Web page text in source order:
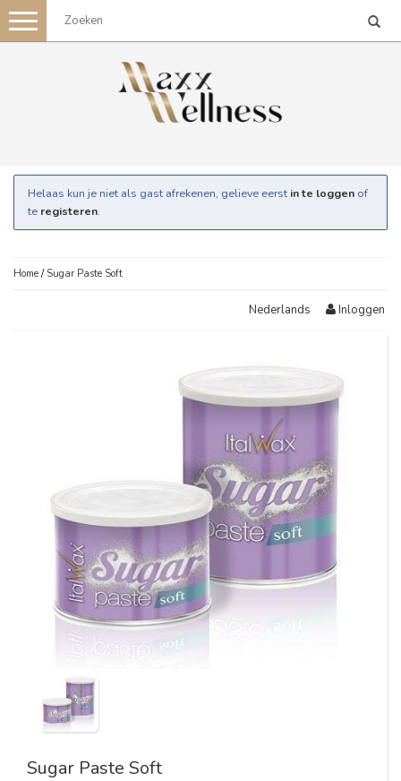
Toggle
navigation
Helaas kun je niet als gast afrekenen, gelieve eerst in te loggen of
te registeren.
Home / Sugar Paste Soft
Nederlands Inloggen
Sugar Paste Soft